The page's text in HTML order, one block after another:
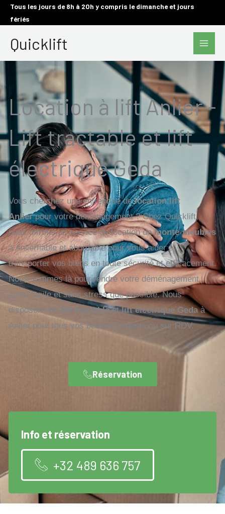
AllerTous les jours de 8h à 20h y compris le dimanche et jours
fériés
Quicklift
Main
Location à lift Anlier -
Lift tractable et lift
électrique Geda
Vous cherchez une entreprise delocation lift
Anlierpour votre déménagement ? Chez Quicklift,
nous offrons un service de location demonte-meubles
à Anlierfiable et abordable pour vous aider à
transporter vos biens en toute sécurité et efficacement.
Nous sommes là pour rendre votre déménagement
aussi facile et sans stress que possible. Nous
disposons de
lift tractableetlift électrique Gedaà
Anlier pour tous vos besoins urgents ou sur RDV.
Réservation
Info et réservation
+32 489 636 757